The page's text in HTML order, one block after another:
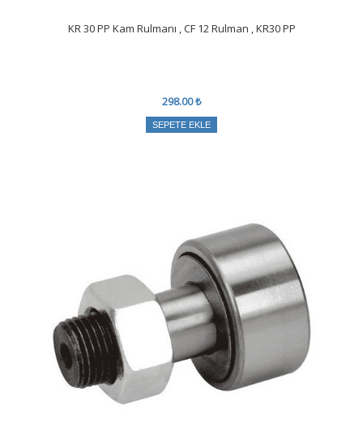
KR 30 PP Kam Rulmanı , CF 12 Rulman , KR30 PP
298.00 ₺
SEPETE EKLE